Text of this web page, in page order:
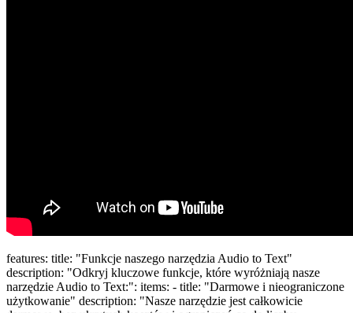
features: title: "Funkcje naszego narzędzia Audio to Text"
description: "Odkryj kluczowe funkcje, które wyróżniają nasze
narzędzie Audio to Text:": items: - title: "Darmowe i nieograniczone
użytkowanie" description: "Nasze narzędzie jest całkowicie